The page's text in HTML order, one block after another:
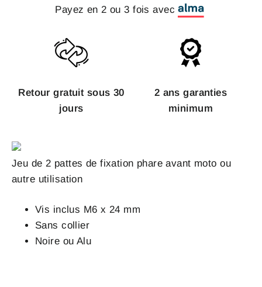
Payez en 2 ou 3 fois avec
Retour gratuit sous 30
jours
2 ans garanties
minimum
Jeu de 2 pattes de fixation phare avant moto ou
autre utilisation
Vis inclus M6 x 24 mm
Sans collier
Noire ou Alu